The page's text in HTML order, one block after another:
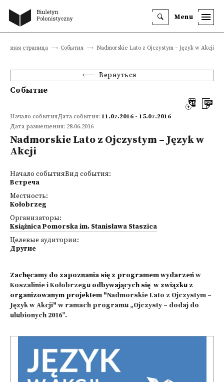
Menu
Главная страница События Nadmorskie Lato z Ojczystym – Język w Akcji
Вернуться
Событие
Начало событияДата события: 11.07.2016 - 15.07.2016
Дата размещения: 28.06.2016
Nadmorskie Lato z Ojczystym – Język w
Akcji
Начало событияВид события:
Встреча
Местность:
Kołobrzeg
Организаторы:
Książnica Pomorska im. Stanisława Staszica
Целевые аудитории:
Другие
Zachęcamy do zapoznania się z programem wydarzeńw
Koszalinie i Kołobrzegu odbywających się w związku z
organizowanym projektem "Nadmorskie Lato z Ojczystym –
Język w Akcji" w ramach programu „Ojczysty – dodaj do
ulubionych 2016”.